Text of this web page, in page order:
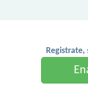
Registrate,